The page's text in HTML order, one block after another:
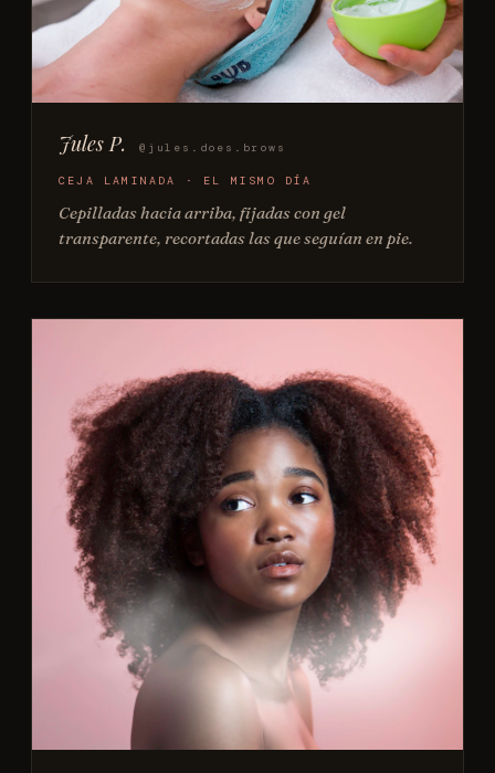
Jules P. @jules.does.brows
CEJA LAMINADA · EL MISMO DÍA
Cepilladas hacia arriba, fijadas con gel
transparente, recortadas las que seguían en pie.